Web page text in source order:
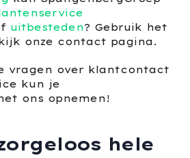
uitbesteden? Gebruik het
onze contact pagina.
vragen over klantcontact
kun je
ons opnemen!
hele